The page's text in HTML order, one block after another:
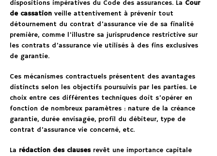
dispositions impératives du Code des assurances. La Cour
de cassation veille attentivement à prévenir tout
détournement du contrat d’assurance vie de sa finalité
première, comme l’illustre sa jurisprudence restrictive sur
les contrats d’assurance vie utilisés à des fins exclusives
de garantie.
Ces mécanismes contractuels présentent des avantages
distincts selon les objectifs poursuivis par les parties. Le
choix entre ces différentes techniques doit s’opérer en
fonction de nombreux paramètres : nature de la créance
garantie, durée envisagée, profil du débiteur, type de
contrat d’assurance vie concerné, etc.
La rédaction des clausesrevêt une importance capitale